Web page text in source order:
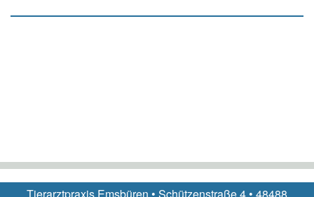
Tierarztpraxis Emsbüren • Schützenstraße 4 • 48488